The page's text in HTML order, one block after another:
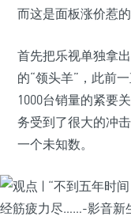
而这是面板涨价惹
首先把乐视单独拿
的“领头羊”，此前
1000台销量的紧要
务受到了很大的冲
一个未知数。